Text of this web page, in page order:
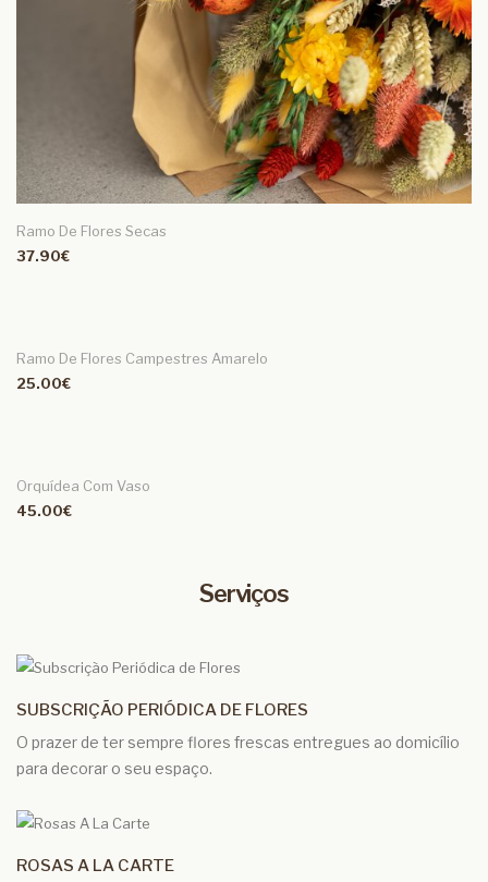
Ramo De Flores Secas
37.90€
Ramo De Flores Campestres Amarelo
25.00€
Orquídea Com Vaso
45.00€
Serviços
SUBSCRIÇÃO PERIÓDICA DE FLORES
O prazer de ter sempre flores frescas entregues ao domicílio
para decorar o seu espaço.
ROSAS A LA CARTE